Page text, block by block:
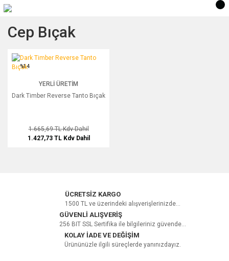
Cep Bıçak
Dark Timber Reverse Tanto Bıçak
%14
YERLI ÜRETIM
Dark Timber Reverse Tanto Bıçak
1.665,69 TLKdv Dahil
1.427,73 TL Kdv Dahil
ÜCRETSİZ KARGO
1500 TL ve üzerindeki alışverişlerinizde...
GÜVENLİ ALIŞVERİŞ
256 BIT SSL Sertifika ile bilgileriniz güvende...
KOLAY İADE VE DEĞİŞİM
Ürününüzle ilgili süreçlerde yanınızdayız.